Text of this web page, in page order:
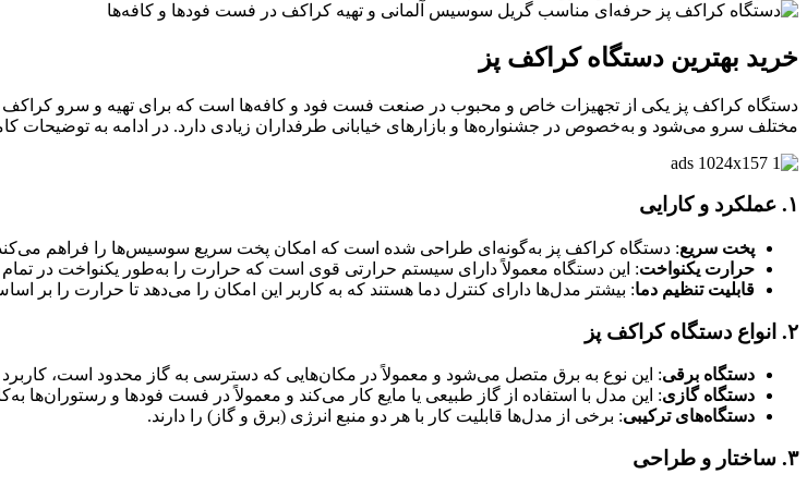
خرید بهترین دستگاه کراکف پز
دستگاه کراکف پز یکی از تجهیزات خاص و محبوب در صنعت فست فود و کافه‌ها است که برای تهیه و سرو
مختلف سرو می‌شود و به‌خصوص در جشنواره‌ها و بازارهای خیابانی طرفداران زیادی دارد. در ادامه به توضیحات
۱. عملکرد و کارایی
پخت سریع: دستگاه کراکف پز به‌گونه‌ای طراحی شده است که امکان پخت سریع سوسیس‌ها را فراهم
حرارت یکنواخت: این دستگاه معمولاً دارای سیستم حرارتی قوی است که حرارت را به‌طور یکنواخت در
قابلیت تنظیم دما: بیشتر مدل‌ها دارای کنترل دما هستند که به کاربر این امکان را می‌دهد تا حرارت را بر
۲. انواع دستگاه کراکف پز
دستگاه برقی: این نوع به برق متصل می‌شود و معمولاً در مکان‌هایی که دسترسی به گاز محدود است،
دستگاه گازی: این مدل با استفاده از گاز طبیعی یا مایع کار می‌کند و معمولاً در فست فودها و رستوران‌ها
دستگاه‌های ترکیبی: برخی از مدل‌ها قابلیت کار با هر دو منبع انرژی (برق و گاز) را دارند.
۳. ساختار و طراحی